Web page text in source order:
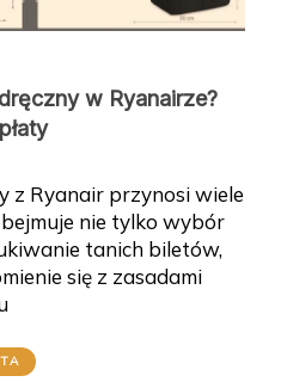
w Ryanairze?
z Ryanair przynosi wiele
nie tylko wybór
tanich biletów,
się z zasadami